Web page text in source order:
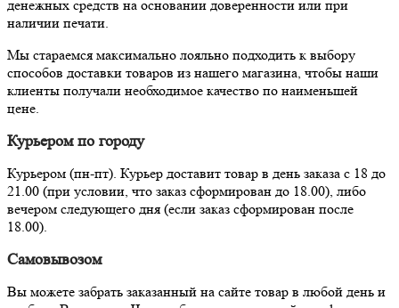
денежных средств на основании доверенности или при
наличии печати.
Мы стараемся максимально лояльно подходить к выбору
способов доставки товаров из нашего магазина, чтобы наши
клиенты получали необходимое качество по наименьшей
цене.
Курьером по городу
Курьером (пн-пт). Курьер доставит товар в день заказа с 18 до
21.00 (при условии, что заказ сформирован до 18.00), либо
вечером следующего дня (если заказ сформирован после
18.00).
Самовывозом
Вы можете забрать заказанный на сайте товар в любой день и